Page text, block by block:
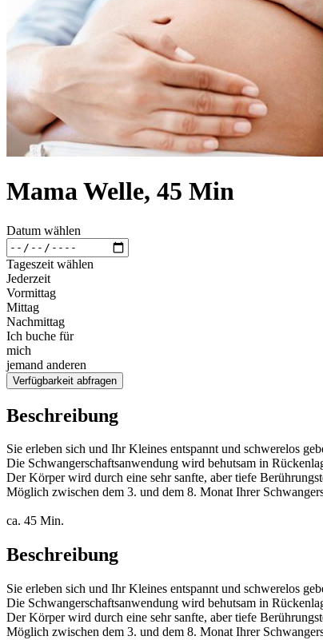
Mama Welle, 45 Min
Datum wählen
Tageszeit wählen
Jederzeit
Vormittag
Mittag
Nachmittag
Ich buche für
mich
jemand anderen
Verfügbarkeit abfragen
Beschreibung
Sie erleben sich und Ihr Kleines entspannt und schwerelos
Die Schwangerschaftsanwendung wird behutsam in
Der Körper wird durch eine sehr sanfte, aber tiefe
Möglich zwischen dem 3. und dem 8. Monat Ihrer
ca. 45 Min.
Beschreibung
Sie erleben sich und Ihr Kleines entspannt und schwerelos
Die Schwangerschaftsanwendung wird behutsam in
Der Körper wird durch eine sehr sanfte, aber tiefe
Möglich zwischen dem 3. und dem 8. Monat Ihrer